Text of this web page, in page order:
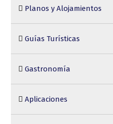
Planos y Alojamientos
Guías Turísticas
Gastronomía
Aplicaciones